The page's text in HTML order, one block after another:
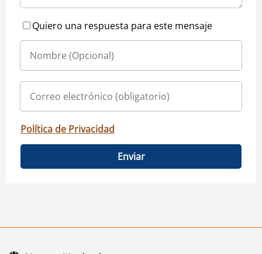
Quiero una respuesta para este mensaje
Política de Privacidad
Enviar